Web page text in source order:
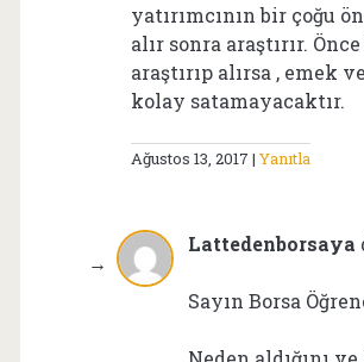
yatırımcının bir çoğu
alır sonra araştırır.
araştırıp alırsa , emek
kolay satamayacaktır.
Ağustos 13, 2017 Yanıtla
Lattedenborsaya
Sayın Borsa